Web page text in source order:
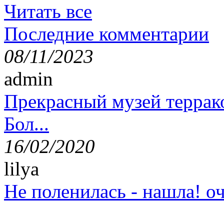
Читать все
Последние комментарии
08/11/2023
admin
Прекрасный музей
Бол...
16/02/2020
lilya
Не поленилась - нашла!